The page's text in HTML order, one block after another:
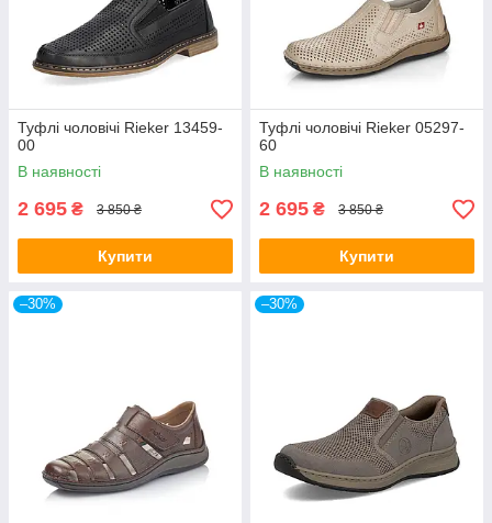
Туфлі чоловічі Rieker 13459-
00
В наявності
2 695 ₴ 3 850 ₴
Купити
Туфлі чоловічі Rieker 05297-
60
В наявності
2 695 ₴ 3 850 ₴
Купити
–30% –30%